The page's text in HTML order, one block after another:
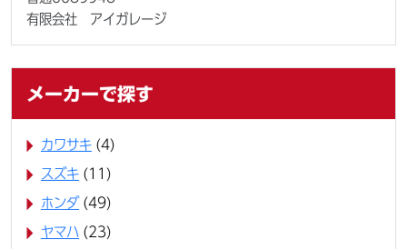
有限会社 アイガレージ
メーカーで探す
カワサキ (4)
スズキ (11)
ホンダ (49)
ヤマハ (23)